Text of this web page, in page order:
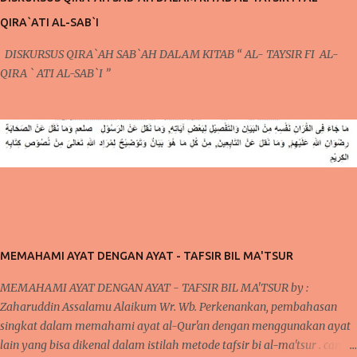
bicarakan kali ini. Poin Kedua ; Taubat dan Konsisten (Po...
QIRA`ATI AL-SAB`I
DISKURSUS QIRA`AH SAB`AH DALAM KITAB “ AL- TAYSIR FI AL-
QIRA ` ATI AL-SAB`I ”
MEMAHAMI AYAT DENGAN AYAT - TAFSIR BIL MA'TSUR
MEMAHAMI AYAT DENGAN AYAT - TAFSIR BIL MA'TSUR by :
Zaharuddin Assalamu Alaikum Wr. Wb. Perkenankan, pembahasan
singkat dalam memahami ayat al-Qur'an dengan menggunakan ayat
lain yang bisa dikenal dalam istilah metode tafsir bi al-ma'tsur . cara